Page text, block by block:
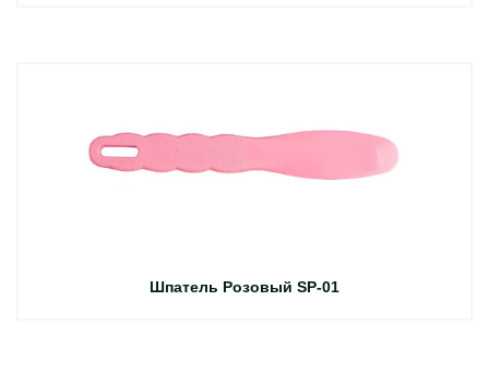
Шпатель Розовый SP-01